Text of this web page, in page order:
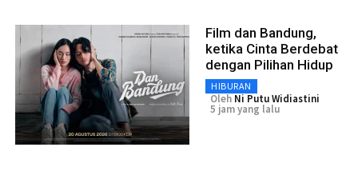
Film dan Bandung,
ketika Cinta Berdebat
dengan Pilihan Hidup
HIBURAN
Oleh Ni Putu Widiastini
5 jam yang lalu